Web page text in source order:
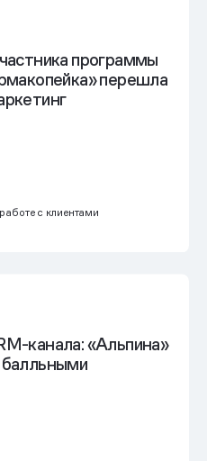
программы
перешла
с клиентами
канала: «Альпина»